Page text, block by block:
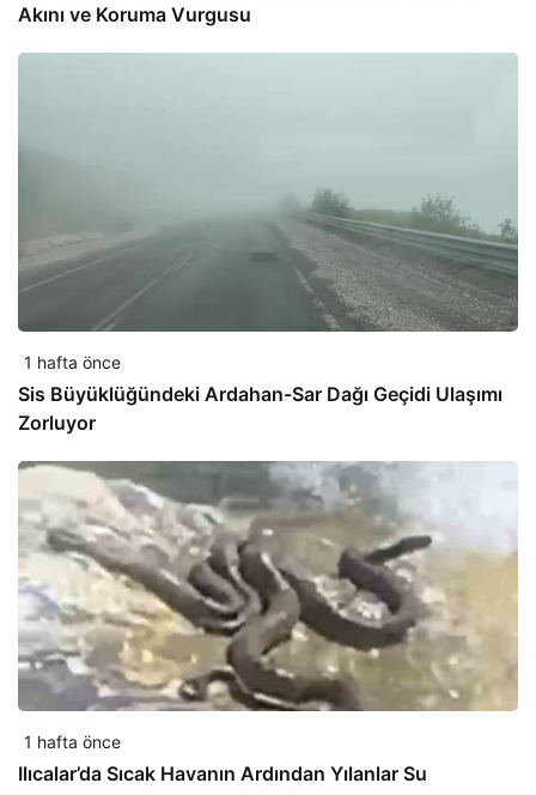
Akını ve Koruma Vurgusu
1 hafta önce
Sis Büyüklüğündeki Ardahan-Sar Dağı Geçidi Ulaşımı
Zorluyor
1 hafta önce
Ilıcalar’da Sıcak Havanın Ardından Yılanlar Su